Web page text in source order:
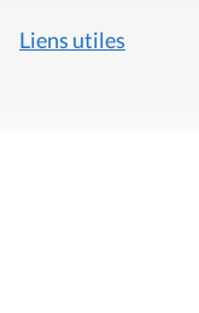
Liens utiles